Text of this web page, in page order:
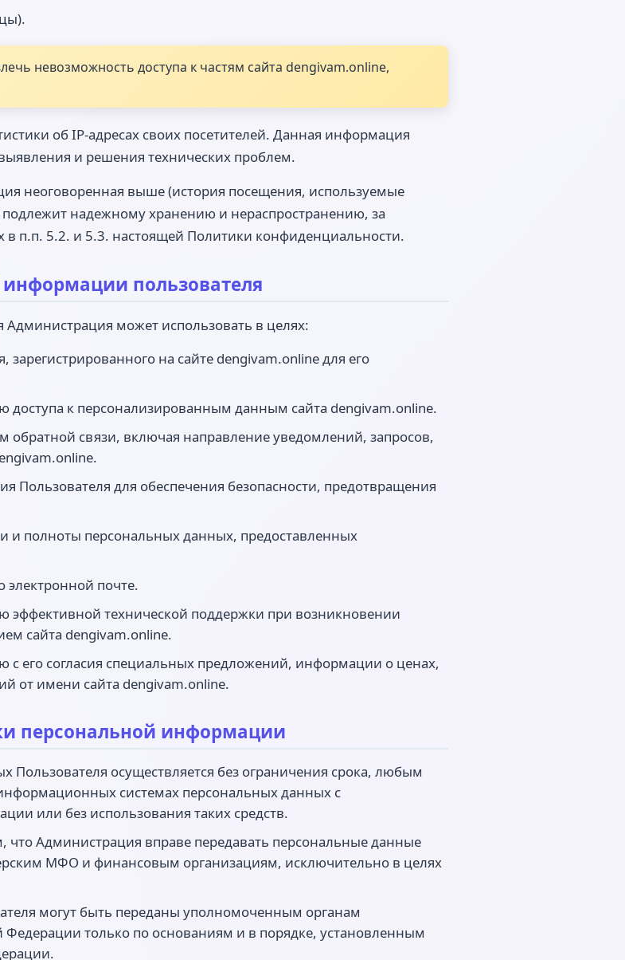
невозможность доступа к частям сайта dengivam.online,
об IP-адресах своих посетителей. Данная информация
и решения технических проблем.
неоговоренная выше (история посещения, используемые
надежному хранению и нераспространению, за
п.п. 5.2. и 5.3. настоящей Политики конфиденциальности.
пользователя
может использовать в целях:
на сайте dengivam.online для его
доступа к персонализированным данным сайта dengivam.online.
обратной связи, включая направление уведомлений, запросов,
Пользователя для обеспечения безопасности, предотвращения
и полноты персональных данных, предоставленных
электронной почте.
эффективной технической поддержки при возникновении
сайта dengivam.online.
с его согласия специальных предложений, информации о ценах,
от имени сайта dengivam.online.
персональной информации
Пользователя осуществляется без ограничения срока, любым
системах персональных данных с
или без использования таких средств.
что Администрация вправе передавать персональные данные
МФО и финансовым организациям, исключительно в целях
могут быть переданы уполномоченным органам
Федерации только по основаниям и в порядке, установленным